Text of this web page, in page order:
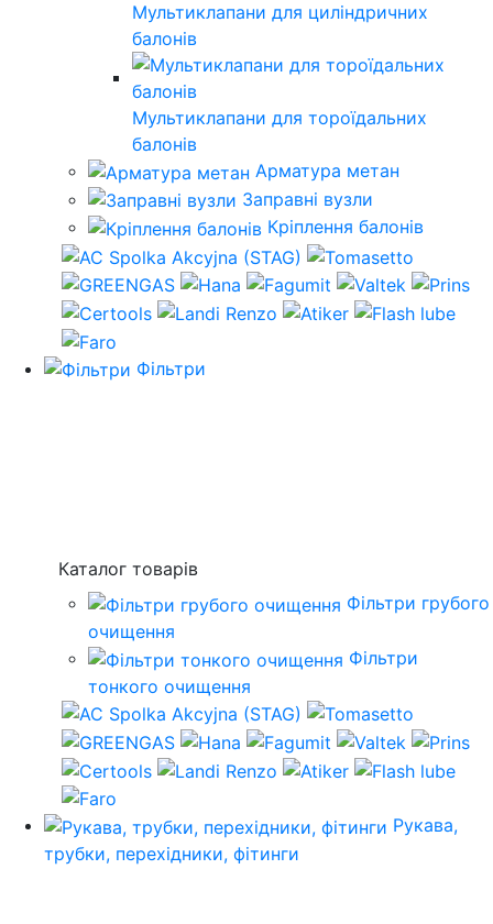
Мультиклапани для циліндричних
балонів
Мультиклапани для тороїдальних
балонів
Арматура метан
Заправні вузли
Кріплення балонів
Фільтри
Каталог товарів
Фільтри грубого
очищення
Фільтри
тонкого очищення
Рукава,
трубки, перехідники, фітинги